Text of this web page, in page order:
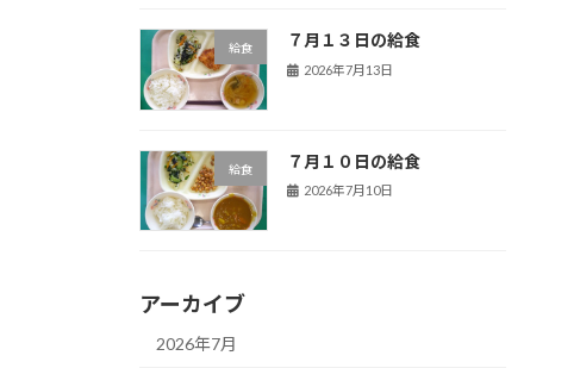
給食 ７月１３日の給食
2026年7月13日
給食 ７月１０日の給食
2026年7月10日
アーカイブ
2026年7月